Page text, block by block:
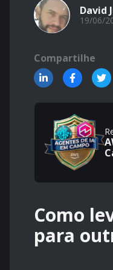
David
19/06/
Compartilhe
Como
para